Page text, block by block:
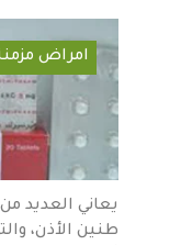
امراض
يعاني العديد
طنين الأذن،